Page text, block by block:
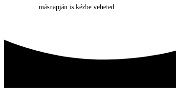
másnapján is kézbe veheted.